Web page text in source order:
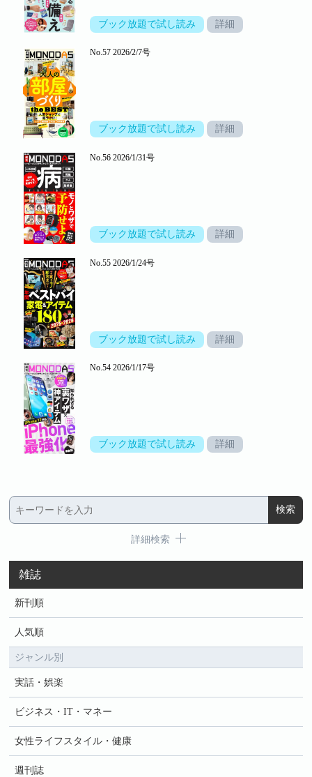
ブック放題で試し読み 詳細
No.57 2026/2/7号
ブック放題で試し読み 詳細
No.56 2026/1/31号
ブック放題で試し読み 詳細
No.55 2026/1/24号
ブック放題で試し読み 詳細
No.54 2026/1/17号
ブック放題で試し読み 詳細
詳細検索
雑誌
新刊順
人気順
ジャンル別
実話・娯楽
ビジネス・IT・マネー
女性ライフスタイル・健康
週刊誌